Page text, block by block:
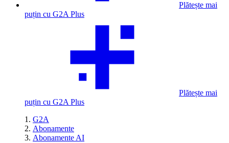
Plătește mai
puțin cu G2A Plus
Plătește mai
puțin cu G2A Plus
G2A
Abonamente
Abonamente AI